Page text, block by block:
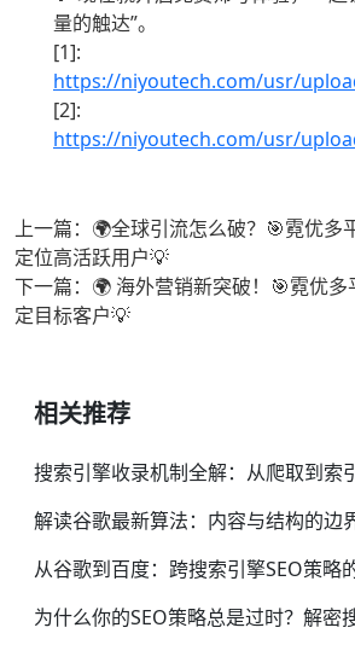
量的触达”。
[1]:
https://niyoutech.com/usr/
[2]:
https://niyoutech.com/usr/
上一篇：🌍全球引流怎么破？🎯霓优多
定位高活跃用户💡
下一篇：🌍 海外营销新突破！🎯霓优
定目标客户💡
相关推荐
搜索引擎收录机制全解：从爬取到索
解读谷歌最新算法：内容与结构的边